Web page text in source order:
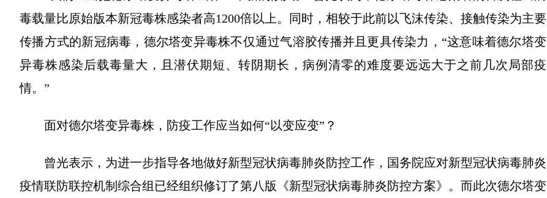
毒载量比原始版本新冠毒株感染者高1200倍以上。同时，相较于此前以飞沫传染、接触传染为主要
传播方式的新冠病毒，德尔塔变异毒株不仅通过气溶胶传播并且更具传染力，“这意味着德尔塔变
异毒株感染后载毒量大，且潜伏期短、转阴期长，病例清零的难度要远远大于之前几次局部疫
情。”
面对德尔塔变异毒株，防疫工作应当如何“以变应变”？
曾光表示，为进一步指导各地做好新型冠状病毒肺炎防控工作，国务院应对新型冠状病毒肺炎
疫情联防联控机制综合组已经组织修订了第八版《新型冠状病毒肺炎防控方案》。而此次德尔塔变